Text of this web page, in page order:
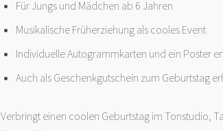
Für Jungs und Mädchen ab 6 Jahren
Musikalische Früherziehung als cooles Event
Individuelle Autogrammkarten und ein Poster
Auch als Geschenkgutschein zum Geburtstag
Verbringt einen coolen Geburtstag im Tonstudio,